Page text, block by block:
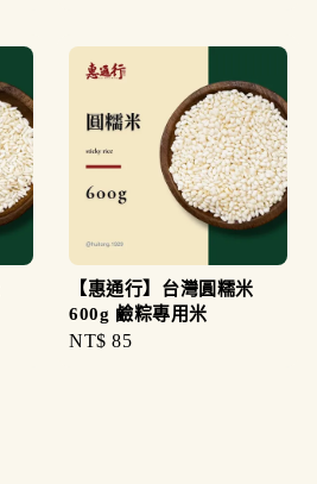
【惠通行】台灣圓糯米
600g 鹼粽專用米
Regular
NT$ 85